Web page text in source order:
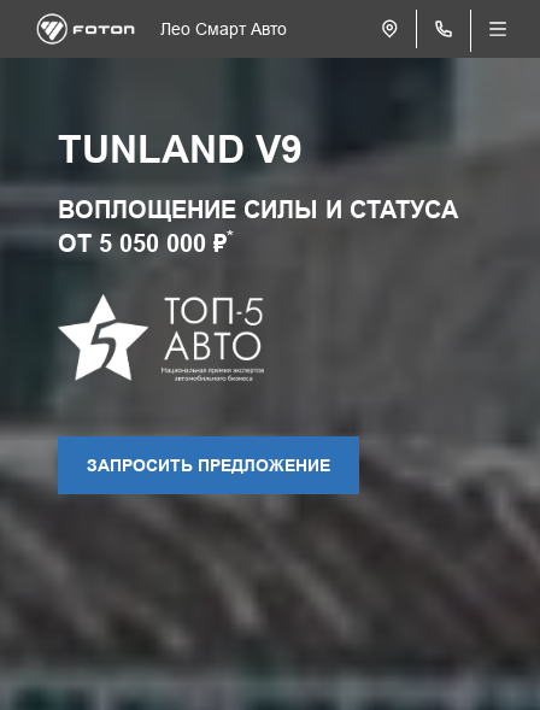
Лео Смарт Авто
TUNLAND V9
ВОПЛОЩЕНИЕ СИЛЫ И СТАТУСА
ОТ 5 050 000 ₽*
ЗАПРОСИТЬ ПРЕДЛОЖЕНИЕ